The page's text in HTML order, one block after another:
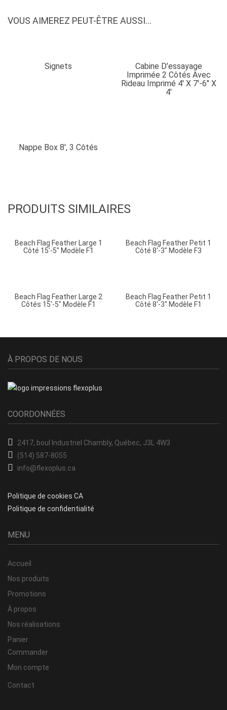
àVOUS AIMEREZ PEUT-ÊTRE AUSSI…
Signets
Cabine D’essayage
Imprimée 2 Côtés Avec
Rideau Imprimé 4′ X 7′-6″ X
4′
Nappe Box 8′, 3 Côtés
PRODUITS SIMILAIRES
Beach Flag Feather Large 1
Côté 15′-5″ Modèle F1
Beach Flag Feather Petit 1
Côté 8′-3″ Modèle F3
Beach Flag Feather Large 2
Côtés 15′-5″ Modèle F1
Beach Flag Feather Petit 1
Côté 8′-3″ Modèle F1
À PROPOS DE NOUS
COORDONNÉES
2417, boul Industriel Chambly, Québec, J3L 4W3
(514) 587-8055
info@flexoplus.ca
Politique de cookies CA
Politique de confidentialité
MENU
Accueil
Nos produits
Promotions
À propos
Nos réalisations
Panier
Commander
Mon compte
Contact